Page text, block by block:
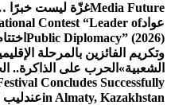
Media Futureغزّة ليست خبرًا
عوادContest “Leader of
Public Diplomacy” (2026)
وتكريم الفائزين بالمرحلة
الشعبية» الحرب على الذاكرة..
Concludes Successfully
in Almaty, Kazakhstanعندليب